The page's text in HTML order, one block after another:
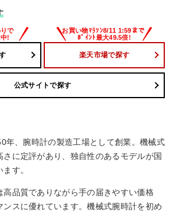
楽天市場で探す
公式サイトで探す
年、腕時計の製造工場として創業。機械式
さに定評があり、独自性のあるモデルが国
す。
高品質でありながら手の届きやすい価格
ンスに優れています。機械式腕時計を初め